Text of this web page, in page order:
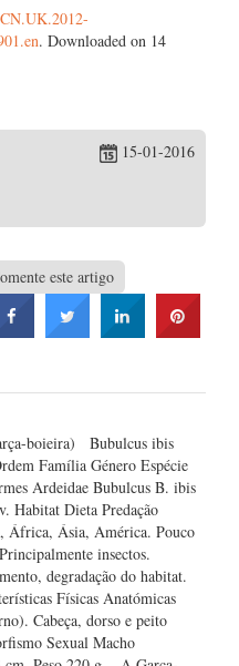
. Downloaded on 14
15-01-2016
este artigo
boieira) Bubulcus ibis
Família Género Espécie
Ardeidae Bubulcus B. ibis
Habitat Dieta Predação
África, Ásia, América. Pouco
insectos.
degradação do habitat.
Físicas Anatómicas
Cabeça, dorso e peito
Sexual Macho